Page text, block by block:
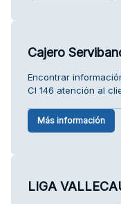
Cajero
Encontrar
Cl 146 atención al
Más información
LIGA